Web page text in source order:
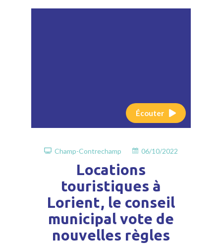
Écouter
Champ-Contrechamp 06/10/2022
Locations
touristiques à
Lorient, le conseil
municipal vote de
nouvelles règles